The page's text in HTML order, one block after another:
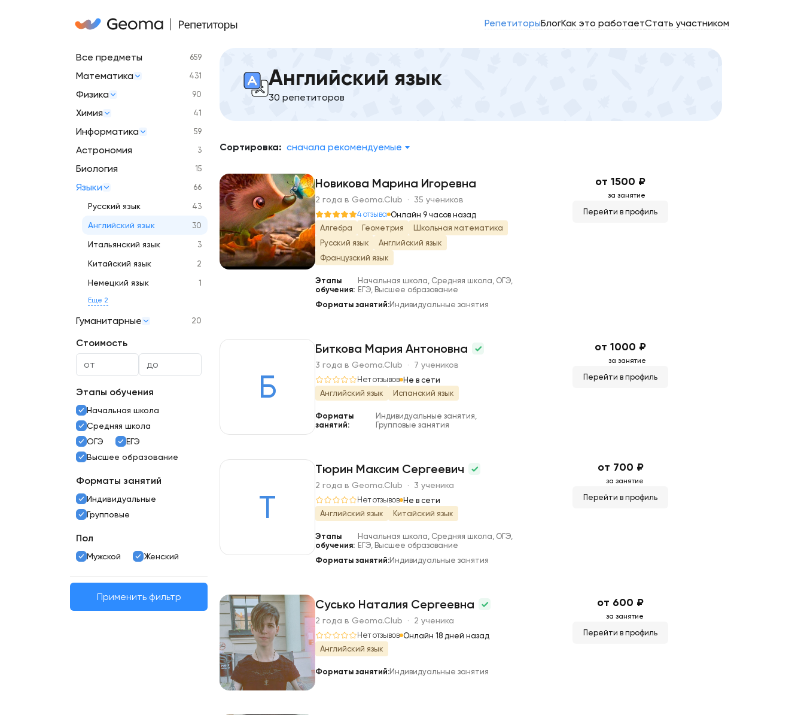
РепетиторыБлогКак это работаетСтать участником
Все предметы 659
Математика 431
Физика 90
Химия 41
Информатика 59
Астрономия 3
Биология 15
Языки 66
Русский язык 43
Английский язык 30
Итальянский язык 3
Китайский язык 2
Немецкий язык 1
Еще 2
Гуманитарные 20
Стоимость
Этапы обучения
Начальная школа
Средняя школа
ОГЭ
ЕГЭ
Высшее образование
Форматы занятий
Индивидуальные
Групповые
Пол
Мужской Женский
Применить фильтр
Английский язык
30 репетиторов
Сортировка: сначала рекомендуемые
Н
Новикова Марина Игоревна
2 года в Geoma.Club · 35 учеников
4 отзыва Онлайн 9 часов назад
Алгебра
Геометрия
Школьная математика
Русский язык
Английский язык
Французский язык
Этапы
обучения:
Начальная школа, Средняя школа, ОГЭ,
ЕГЭ, Высшее образование
Форматы занятий:Индивидуальные занятия
от 1500 ₽
за занятие
Перейти в профиль
Б
Биткова Мария Антоновна
3 года в Geoma.Club · 7 учеников
Нет отзывов Не в сети
Английский язык
Испанский язык
Форматы
занятий:
Индивидуальные занятия,
Групповые занятия
от 1000 ₽
за занятие
Перейти в профиль
Т
Тюрин Максим Сергеевич
2 года в Geoma.Club · 3 ученика
Нет отзывов Не в сети
Английский язык
Китайский язык
Этапы
обучения:
Начальная школа, Средняя школа, ОГЭ,
ЕГЭ, Высшее образование
Форматы занятий:Индивидуальные занятия
от 700 ₽
за занятие
Перейти в профиль
С
Сусько Наталия Сергеевна
2 года в Geoma.Club · 2 ученика
Нет отзывов Онлайн 18 дней назад
Английский язык
Форматы занятий:Индивидуальные занятия
от 600 ₽
за занятие
Перейти в профиль